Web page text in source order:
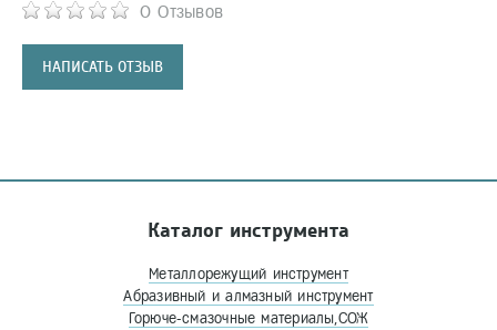
0 Отзывов
НАПИСАТЬ ОТЗЫВ
Каталог инструмента
Металлорежущий инструмент
Абразивный и алмазный инструмент
Горюче-смазочные материалы,СОЖ